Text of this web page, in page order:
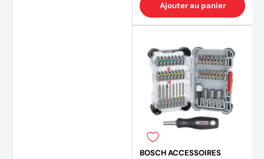
Ajouter au panier
BOSCH ACCESSOIRES